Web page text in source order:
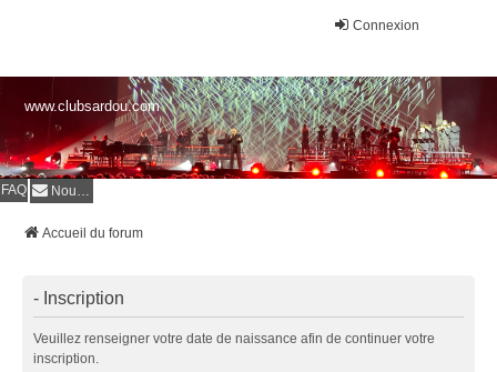
Connexion
www.clubsardou.com
FAQ Nous contacter
Accueil du forum
- Inscription
Veuillez renseigner votre date de naissance afin de continuer votre
inscription.